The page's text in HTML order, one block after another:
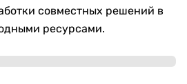
совместных решений в
ресурсами.